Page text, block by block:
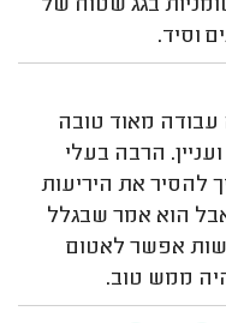
בגג שטוח של
וסיד.
מאוד טובה
הרבה בעלי
להסיר את היריעות
הוא אמר שבגלל
אפשר לאטום
ממש טוב.